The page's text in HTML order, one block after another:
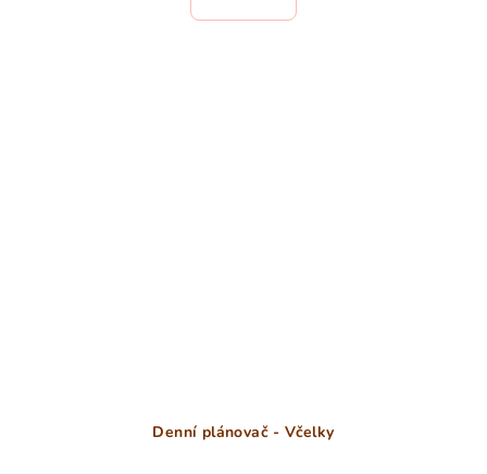
Denní plánovač - Včelky